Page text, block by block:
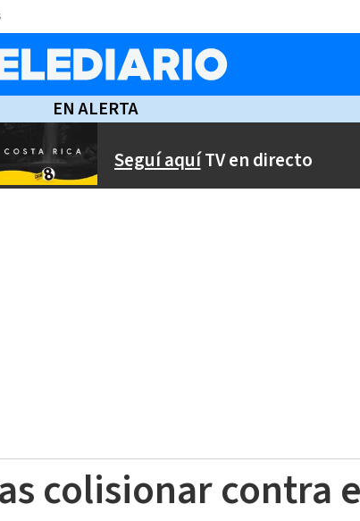
EN ALERTA
Seguí aquíTV en directo
colisionar contra